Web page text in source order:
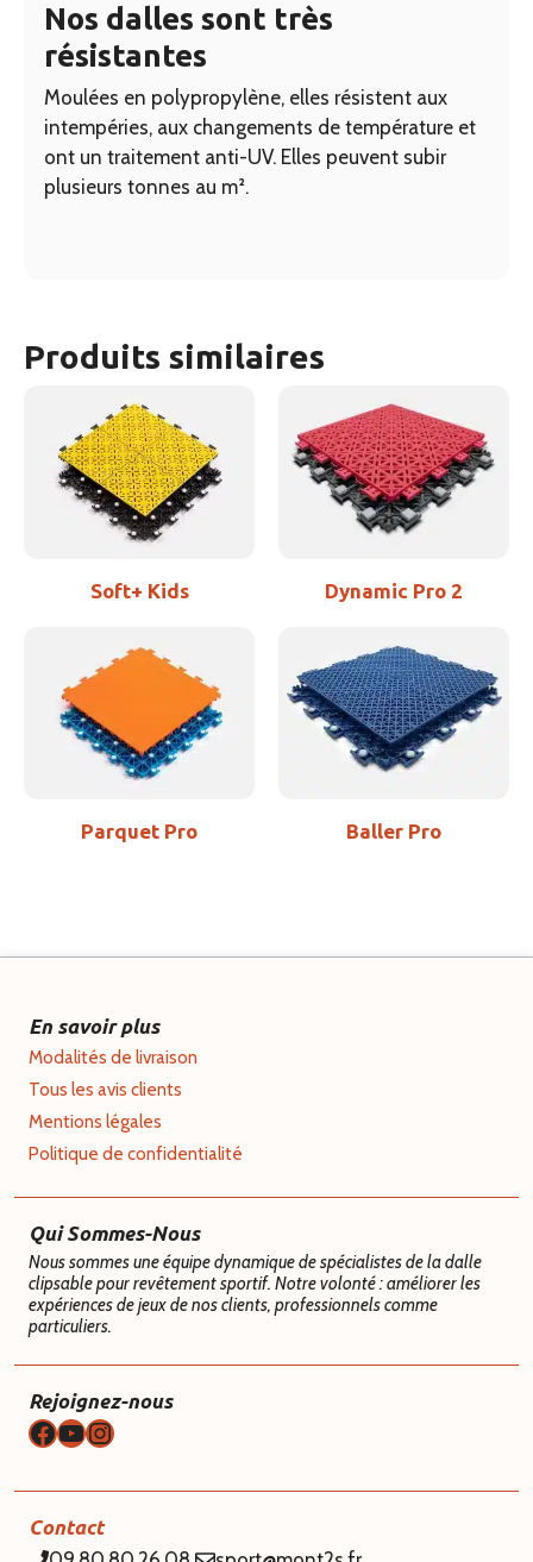
Nos dalles sont très
résistantes
Moulées en polypropylène, elles résistent aux
intempéries, aux changements de température et
ont un traitement anti-UV. Elles peuvent subir
plusieurs tonnes au m².
Produits similaires
Soft+ Kids Dynamic Pro 2
Parquet Pro Baller Pro
En savoir plus
Modalités de livraison
Tous les avis clients
Mentions légales
Politique de confidentialité
Qui Sommes-Nous
Nous sommes une équipe dynamique de spécialistes de la dalle
clipsable pour revêtement sportif. Notre volonté : améliorer les
expériences de jeux de nos clients, professionnels comme
particuliers.
Rejoignez-nous
Facebook
YouTube
Instagram
Contact